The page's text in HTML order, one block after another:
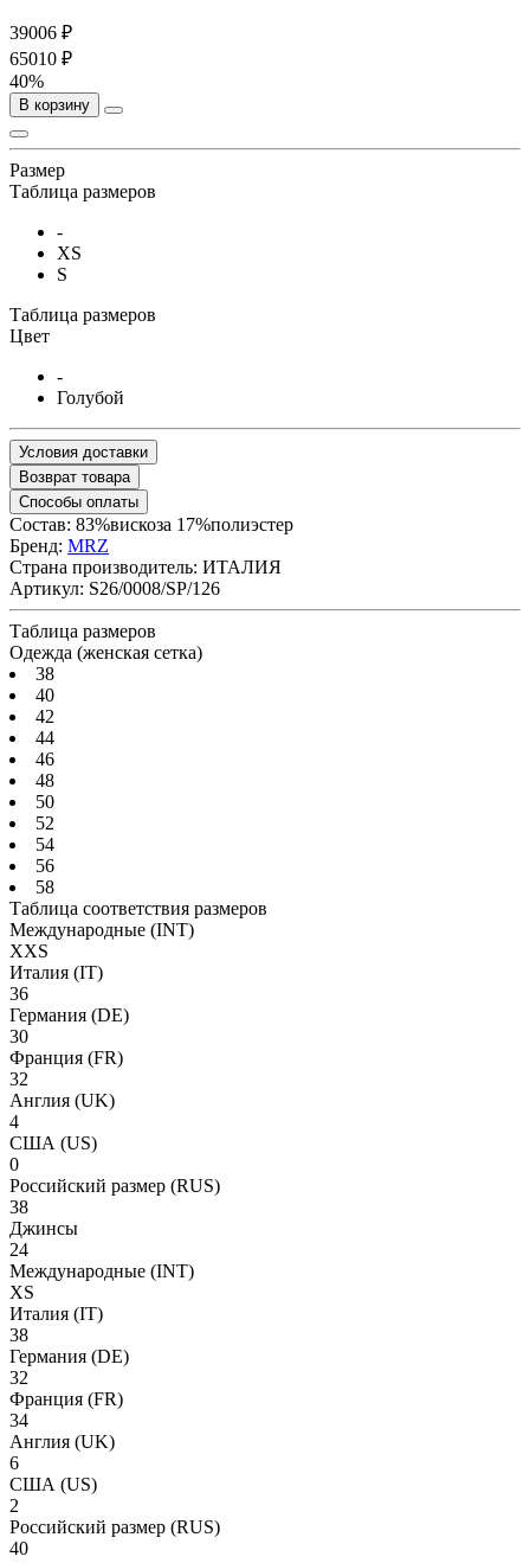
39006 ₽
65010 ₽
40%
В корзину
Размер
Таблица размеров
-
XS
S
Таблица размеров
Цвет
-
Голубой
Условия доставки
Возврат товара
Способы оплаты
Состав: 83%вискоза 17%полиэстер
Бренд: MRZ
Страна производитель: ИТАЛИЯ
Артикул: S26/0008/SP/126
Таблица размеров
Одежда (женская сетка)
38
40
42
44
46
48
50
52
54
56
58
Таблица соответствия размеров
Международные (INT)
XXS
Италия (IT)
36
Германия (DE)
30
Франция (FR)
32
Англия (UK)
4
США (US)
0
Российский размер (RUS)
38
Джинсы
24
Международные (INT)
XS
Италия (IT)
38
Германия (DE)
32
Франция (FR)
34
Англия (UK)
6
США (US)
2
Российский размер (RUS)
40